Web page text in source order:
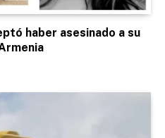
haber asesinado a su